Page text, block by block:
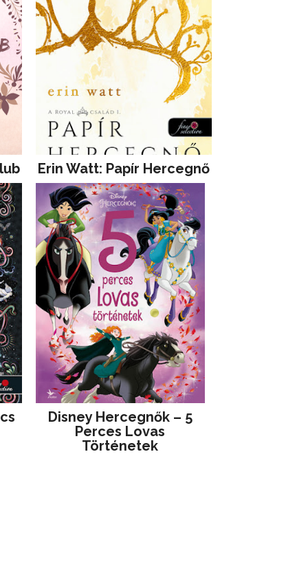
Erin Watt: Papír Hercegnő
Disney ​Hercegnők – 5
Perces Lovas
Történetek